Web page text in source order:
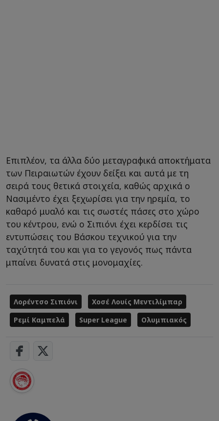
Επιπλέον, τα άλλα δύο μεταγραφικά αποκτήματα
των Πειραιωτών έχουν δείξει και αυτά με τη
σειρά τους θετικά στοιχεία, καθώς αρχικά ο
Νασιμέντο έχει ξεχωρίσει για την ηρεμία, το
καθαρό μυαλό και τις σωστές πάσες στο χώρο
του κέντρου, ενώ ο Σιπιόνι έχει κερδίσει τις
εντυπώσεις του Βάσκου τεχνικού για την
ταχύτητά του και για το γεγονός πως πάντα
μπαίνει δυνατά στις μονομαχίες.
Λορέντσο Σιπιόνι
Χοσέ Λουίς Μεντιλίμπαρ
Ρεμί Καμπελά
Super League Ολυμπιακός